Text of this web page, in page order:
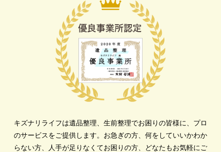
キズナリライフは遺品整理、生前整理でお困りの皆様に、プロ
のサービスをご提供します。 お急ぎの方、何をしていいかわか
らない方、人手が足りなくてお困りの方、どなたもお気軽にご